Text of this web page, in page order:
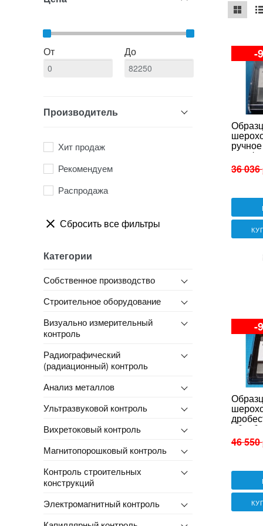
От До
Производитель
Хит продаж
Рекомендуем
Распродажа
Сбросить все фильтры
Категории
Собственное производство
Строительное оборудование
Визуально измерительный
контроль
Радиографический
(радиационный) контроль
Анализ металлов
Ультразвуковой контроль
Вихретоковый контроль
Магнитопорошковый контроль
Контроль строительных
конструкций
Электромагнитный контроль
-
ручное
ОШС-
36 036
-
ДС
46 550